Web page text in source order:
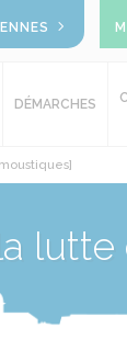
DÉMARCHES